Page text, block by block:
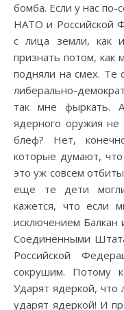
бомба. Если у нас
НАТО и Российской
с лица земли, как
признать потом,
подняли на смех. Те
либерально-
так мне фыркать.
ядерного оружия не
блеф? Нет,
которые думают,
это уж совсем
еще те дети
кажется, что если
исключением Балкан
Соединенными
Российской
сокрушим. Потому
Ударят ядеркой, что
ударят ядеркой! И